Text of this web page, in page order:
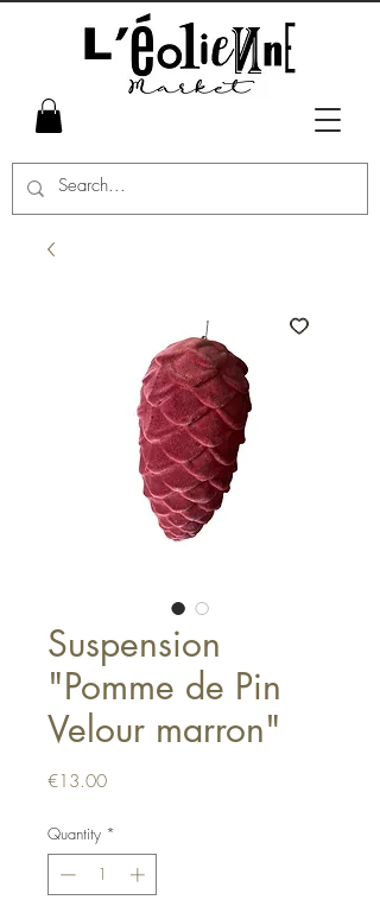
Suspension
"Pomme de Pin
Velour marron"
€13.00Price
Quantity *